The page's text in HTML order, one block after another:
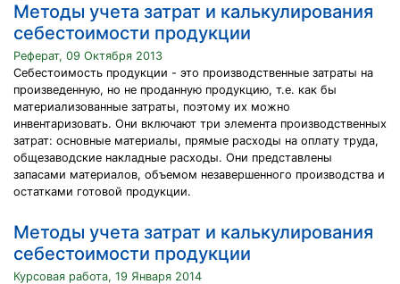
Методы учета затрат и калькулирования
себестоимости продукции
Реферат, 09 Октября 2013
Себестоимость продукции - это производственные затраты на
произведенную, но не проданную продукцию, т.е. как бы
материализованные затраты, поэтому их можно
инвентаризовать. Они включают три элемента производственных
затрат: основные материалы, прямые расходы на оплату труда,
общезаводские накладные расходы. Они представлены
запасами материалов, объемом незавершенного производства и
остатками готовой продукции.
Методы учета затрат и калькулирования
себестоимости продукции
Курсовая работа, 19 Января 2014